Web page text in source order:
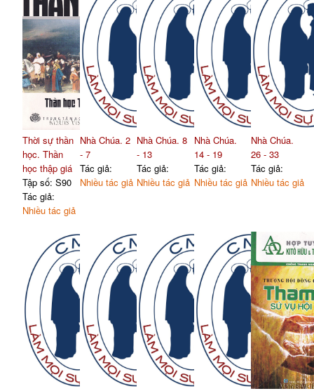
Thời sự thần
học. Thần
học thập giá
Tập số: S90
Tác giả:
Nhiều tác giả
Nhà Chúa. 2
- 7
Tác giả:
Nhiều tác giả
Nhà Chúa. 8
- 13
Tác giả:
Nhiều tác giả
Nhà Chúa.
14 - 19
Tác giả:
Nhiều tác giả
Nhà Chúa.
26 - 33
Tác giả:
Nhiều tác giả